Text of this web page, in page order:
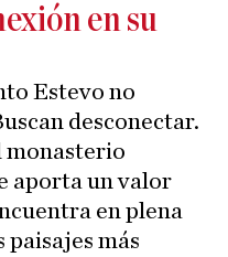
en su
Estevo no
desconectar.
monasterio
aporta un valor
en plena
paisajes más